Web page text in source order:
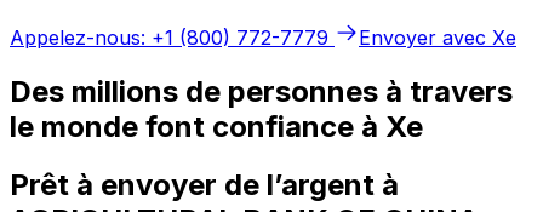
Appelez-nous: +1 (800) 772-7779
Envoyer avec Xe
Des millions de personnes à travers
le monde font confiance à Xe
Prêt à envoyer de l’argent à